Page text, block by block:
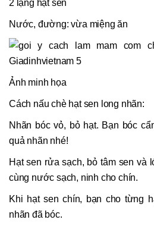
2 lạng hạt sen
Nước, đường: vừa miệng ăn
Ảnh minh họa
Cách nấu chè hạt sen long nhãn:
Nhãn bóc vỏ, bỏ hạt. Bạn bóc
quả nhãn nhé!
Hạt sen rửa sạch, bỏ tâm sen và
cùng nước sạch, ninh cho chín.
Khi hạt sen chín, bạn cho từng
nhãn đã bóc.